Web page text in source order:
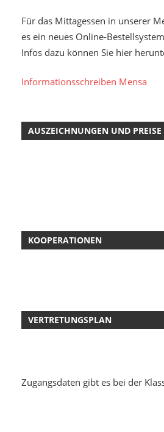
Für das Mittagessen in unserer
es ein neues Online-
Infos dazu können Sie hier
Informationsschreiben Mensa
AUSZEICHNUNGEN UND PREISE
KOOPERATIONEN
VERTRETUNGSPLAN
Zugangsdaten gibt es bei der